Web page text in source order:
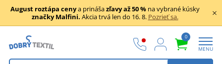
August roztápa cenya prinášazľavy až 50 %na vybrané kúsky
značky Malfini. Akcia trvá len do 16. 8. Pozrieť sa.
0
MENU